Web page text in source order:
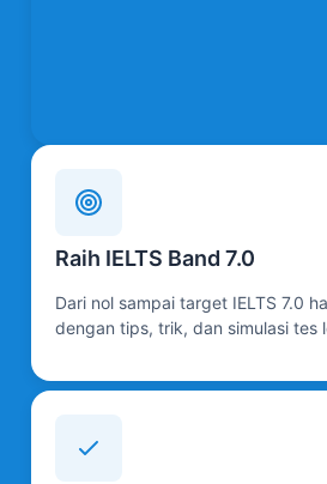
Raih IELTS Band 7.0
Dari nol sampai target IELTS 7.0
dengan tips, trik, dan simulasi tes